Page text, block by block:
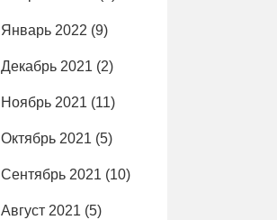
Январь 2022 (9)
Декабрь 2021 (2)
Ноябрь 2021 (11)
Октябрь 2021 (5)
Сентябрь 2021 (10)
Август 2021 (5)